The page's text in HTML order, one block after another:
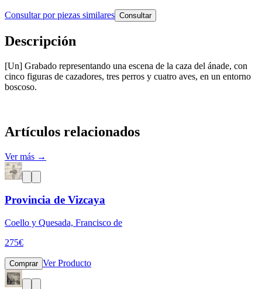
Consultar por piezas similares Consultar
Descripción
[Un] Grabado representando una escena de la caza del ánade, con
cinco figuras de cazadores, tres perros y cuatro aves, en un entorno
boscoso.
Artículos relacionados
Ver más →
Provincia de Vizcaya
Coello y Quesada, Francisco de
275€
Comprar Ver Producto